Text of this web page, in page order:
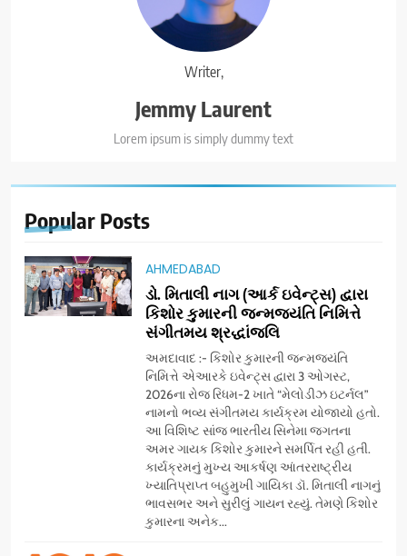
Writer,
Jemmy Laurent
Lorem ipsum is simply dummy text
Popular Posts
AHMEDABAD
ડો. મિતાલી નાગ (આર્ક ઇવેન્ટ્સ) દ્વારા
કિશોર કુમારની જન્મજયંતિ નિમિત્તે
સંગીતમય શ્રદ્ધાંજલિ
અમદાવાદ :- કિશોર કુમારની જન્મજયંતિ
નિમિત્તે એઆરકે ઇવેન્ટ્સ દ્વારા 3 ઓગસ્ટ,
2026ના રોજ રિધમ-2 ખાતે “મેલોડીઝ ઇટર્નલ”
નામનો ભવ્ય સંગીતમય કાર્યક્રમ યોજાયો હતો.
આ વિશિષ્ટ સાંજ ભારતીય સિનેમા જગતના
અમર ગાયક કિશોર કુમારને સમર્પિત રહી હતી.
કાર્યક્રમનું મુખ્ય આકર્ષણ આંતરરાષ્ટ્રીય
ખ્યાતિપ્રાપ્ત બહુમુખી ગાયિકા ડૉ. મિતાલી નાગનું
ભાવસભર અને સુરીલું ગાયન રહ્યું. તેમણે કિશોર
કુમારના અનેક...